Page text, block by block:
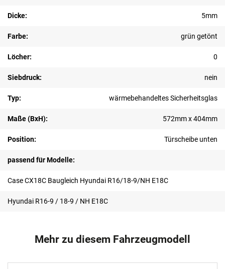
Dicke: 5mm
Farbe: grün getönt
Löcher: 0
Siebdruck: nein
Typ: wärmebehandeltes Sicherheitsglas
Maße (BxH): 572mm x 404mm
Position: Türscheibe unten
passend für Modelle:
Case CX18C Baugleich Hyundai R16/18-9/NH E18C
Hyundai R16-9 / 18-9 / NH E18C
Mehr zu diesem Fahrzeugmodell